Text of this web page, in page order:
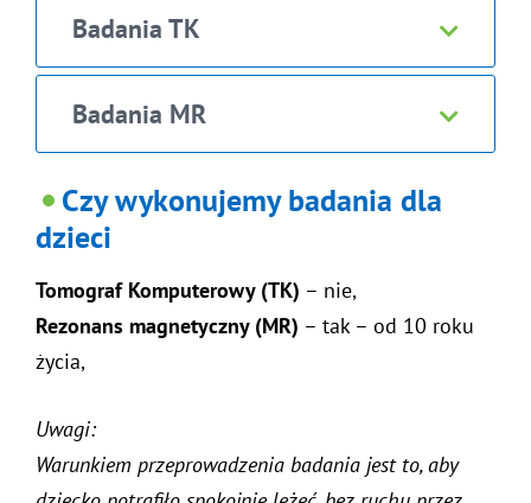
Badania TK
Badania MR
Czy wykonujemy badania dla
dzieci
Tomograf Komputerowy (TK) – nie,
Rezonans magnetyczny (MR) – tak – od 10 roku
życia,
Uwagi:
Warunkiem przeprowadzenia badania jest to, aby